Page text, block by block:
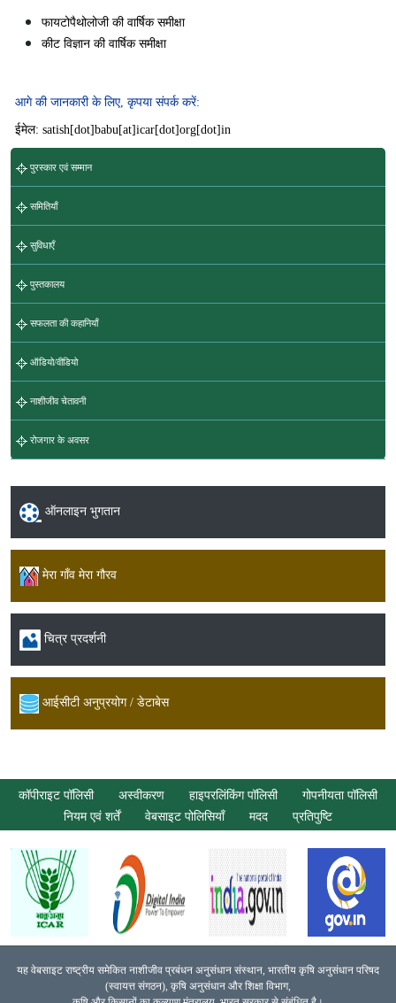
फायटोपैथोलोजी की वार्षिक समीक्षा
कीट विज्ञान की वार्षिक समीक्षा
आगे की जानकारी के लिए, कृपया संपर्क करें:
ईमेल: satish[dot]babu[at]icar[dot]org[dot]in
पुरस्कार एवं सम्मान
समितियाँ
सुविधाएँ
पुस्तकालय
सफलता की कहानियाँ
ऑडियो/वीडियो
नाशीजीव चेतावनी
रोजगार के अवसर
ऑनलाइन भुगतान
मेरा गाँव मेरा गौरव
चित्र प्रदर्शनी
आईसीटी अनुप्रयोग / डेटाबेस
कॉपीराइट पॉलिसी अस्वीकरण हाइपरलिंकिंग पॉलिसी
गोपनीयता पॉलिसी
नियम एवं शर्तें
वेबसाइट पोलिसियाँ मदद प्रतिपुष्टि
यह वेबसाइट राष्ट्रीय समेकित नाशीजीव प्रबंधन अनुसंधान संस्थान, भारतीय कृषि अनुसंधान परिषद
(स्वायत्त संगठन), कृषि अनुसंधान और शिक्षा विभाग,